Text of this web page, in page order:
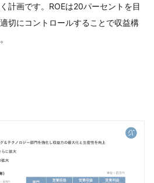
計画です。ROEは20パーセントを目
切にコントロールすることで収益構